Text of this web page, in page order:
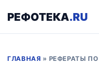
РЕФОТЕКА.RU
ГЛАВНАЯ » РЕФЕРАТЫ